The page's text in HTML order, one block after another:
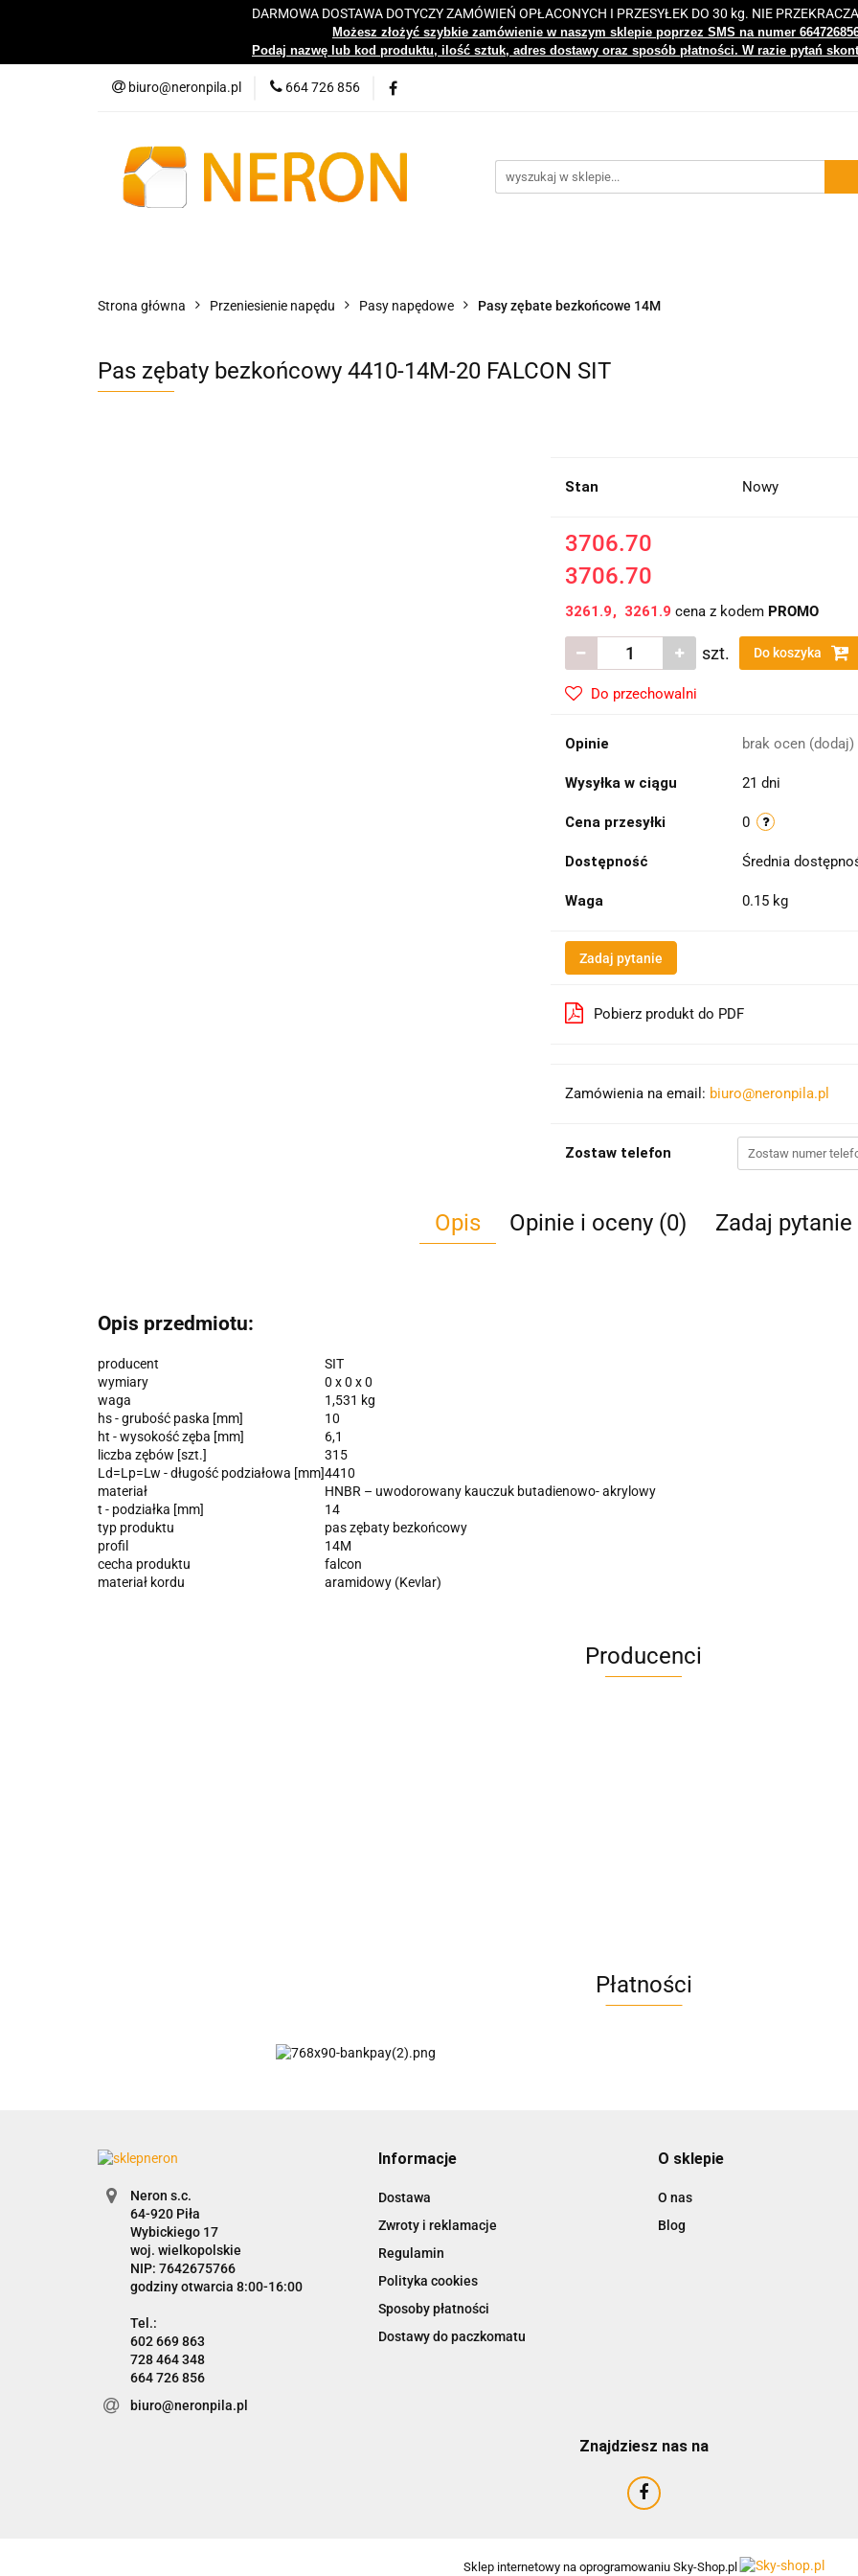
DARMOWA DOSTAWA DOTYCZY ZAMÓWIEŃ OPŁACONYCH I PRZESYŁEK DO 30 kg. NIE
Możesz złożyć szybkie zamówienie w naszym sklepie poprzez SMS na numer
Podaj nazwę lub kod produktu, ilość sztuk, adres dostawy oraz sposób płatności. W razie pytań
biuro@neronpila.pl 664 726 856
Katalogi Nowości Bestsellery Kontakt Centrum
Strona główna Przeniesienie napędu Pasy napędowe Pasy zębate bezkońcowe 14M
Pas zębaty bezkońcowy 4410-14M-20 FALCON SIT
Stan Nowy
3706.70
3706.70
3261.9 3261.9 cena z kodem PROMO
szt. Do koszyka
Do przechowalni
Opinie brak ocen (dodaj)
Wysyłka w ciągu 21 dni
Cena przesyłki 0
Dostępność Średnia
Waga 0.15 kg
Zadaj pytanie
Pobierz produkt do PDF
Zamówienia na email: biuro@neronpila.pl
Zostaw telefon
Opis Opinie i oceny (0) Zadaj pytanie
Opis przedmiotu:
producent
SIT
wymiary
0 x 0 x 0
waga
1,531 kg
hs - grubość paska [mm]
10
ht - wysokość zęba [mm]
6,1
liczba zębów [szt.]
315
Ld=Lp=Lw - długość podziałowa [mm]4410
materiał
HNBR – uwodorowany kauczuk butadienowo- akrylowy
t - podziałka [mm]
14
typ produktu
pas zębaty bezkońcowy
profil
14M
cecha produktu
falcon
materiał kordu
aramidowy (Kevlar)
Producenci
AC EasyLine
AIRTAC
Płatności
Neron s.c.
Wybickiego 17
woj. wielkopolskie
NIP: 7642675766
godziny otwarcia 8:00-16:00
602 669 863
728 464 348
664 726 856
biuro@neronpila.pl
Informacje
Dostawa
Zwroty i reklamacje
Regulamin
Polityka cookies
Sposoby płatności
Dostawy do paczkomatu
O sklepie
O nas
Blog
Znajdziesz nas na
Sklep internetowy na oprogramowaniu Sky-Shop.pl